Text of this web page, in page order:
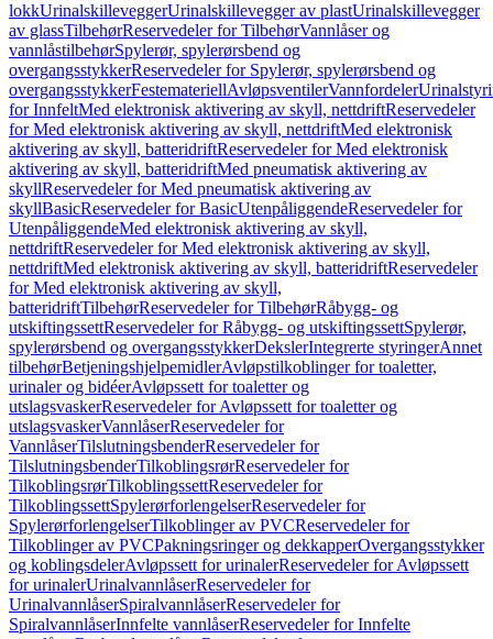
lokkUrinalskilleveggerUrinalskillevegger av plastUrinalskillevegger
av glassTilbehørReservedeler for TilbehørVannlåser og
vannlåstilbehørSpylerør, spylerørsbend og
overgangsstykkerReservedeler for Spylerør, spylerørsbend og
overgangsstykkerFestemateriellAvløpsventilerVannfordeler
for InnfeltMed elektronisk aktivering av skyll, nettdriftReservedeler
for Med elektronisk aktivering av skyll, nettdriftMed elektronisk
aktivering av skyll, batteridriftReservedeler for Med elektronisk
aktivering av skyll, batteridriftMed pneumatisk aktivering av
skyllReservedeler for Med pneumatisk aktivering av
skyllBasicReservedeler for BasicUtenpåliggendeReservedeler for
UtenpåliggendeMed elektronisk aktivering av skyll,
nettdriftReservedeler for Med elektronisk aktivering av skyll,
nettdriftMed elektronisk aktivering av skyll, batteridriftReservedeler
for Med elektronisk aktivering av skyll,
batteridriftTilbehørReservedeler for TilbehørRåbygg- og
utskiftingssettReservedeler for Råbygg- og utskiftingssettSpylerør,
spylerørsbend og overgangsstykkerDekslerIntegrerte styringerAnnet
tilbehørBetjeningshjelpemidlerAvløpstilkoblinger for toaletter,
urinaler og bidéerAvløpssett for toaletter og
utslagsvaskerReservedeler for Avløpssett for toaletter og
utslagsvaskerVannlåserReservedeler for
VannlåserTilslutningsbenderReservedeler for
TilslutningsbenderTilkoblingsrørReservedeler for
TilkoblingsrørTilkoblingssettReservedeler for
TilkoblingssettSpylerørforlengelserReservedeler for
SpylerørforlengelserTilkoblinger av PVCReservedeler for
Tilkoblinger av PVCPakningsringer og dekkapperOvergangsstykker
og koblingsdelerAvløpssett for urinalerReservedeler for Avløpssett
for urinalerUrinalvannlåserReservedeler for
UrinalvannlåserSpiralvannlåserReservedeler for
SpiralvannlåserInnfelte vannlåserReservedeler for Innfelte